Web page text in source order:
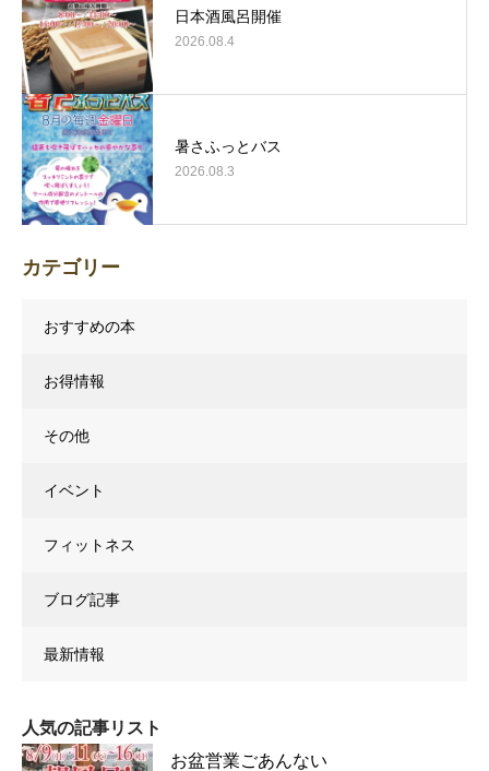
日本酒風呂開催
2026.08.4
暑さふっとバス
2026.08.3
カテゴリー
おすすめの本
お得情報
その他
イベント
フィットネス
ブログ記事
最新情報
人気の記事リスト
お盆営業ごあんない